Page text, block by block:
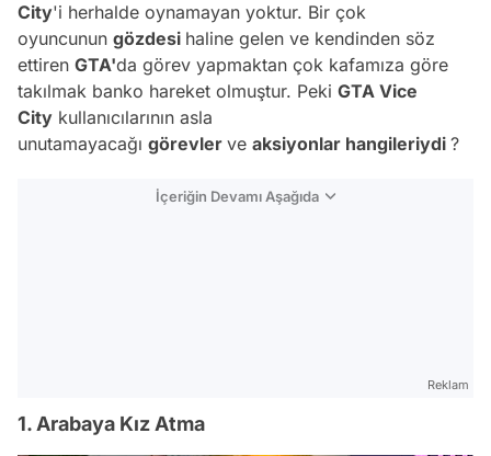
City'i herhalde oynamayan yoktur. Bir çok
oyuncunun gözdesi haline gelen ve kendinden söz
ettiren GTA'da görev yapmaktan çok kafamıza göre
takılmak banko hareket olmuştur. Peki GTA Vice
City kullanıcılarının asla
unutamayacağı görevler ve aksiyonlar hangileriydi ?
İçeriğin Devamı Aşağıda
Reklam
1. Arabaya Kız Atma